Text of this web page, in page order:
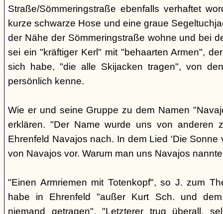
Straße/Sömmeringstraße ebenfalls verhaftet
kurze schwarze Hose und eine graue
der Nähe der Sömmeringstraße wohne und bei
sei ein "kräftiger Kerl" mit "behaarten Armen",
sich habe, "die alle Skijacken tragen", von
persönlich kenne.
Wie er und seine Gruppe zu dem Namen
erklären. "Der Name wurde uns von anderen
Ehrenfeld Navajos nach. In dem Lied 'Die Sonne
von Navajos vor. Warum man uns Navajos
"Einen Armriemen mit Totenkopf", so J. zum
habe in Ehrenfeld "außer Kurt Sch. und
niemand getragen". "Letzterer trug überall,